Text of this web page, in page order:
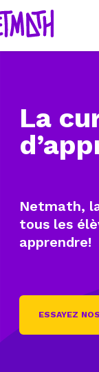
La
Netmath,
tous les
apprendre!
ESSAYEZ